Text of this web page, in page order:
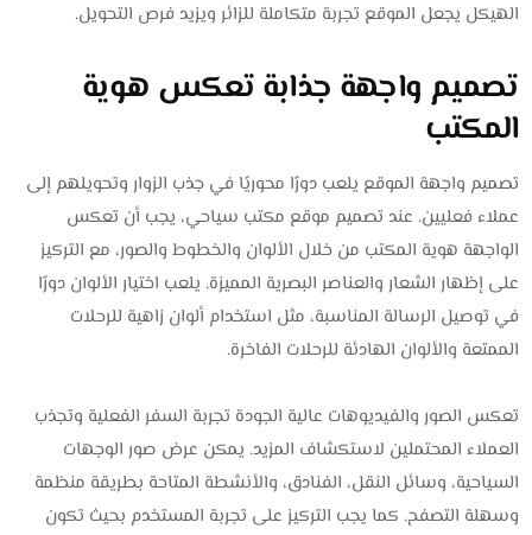
الهيكل يجعل الموقع تجربة متكاملة للزائر ويزيد فرص التحويل.
تصميم واجهة جذابة تعكس هوية
المكتب
تصميم واجهة الموقع يلعب دورًا محوريًا في جذب الزوار وتحويلهم إلى
عملاء فعليين. عند تصميم موقع مكتب سياحي، يجب أن تعكس
الواجهة هوية المكتب من خلال الألوان والخطوط والصور، مع التركيز
على إظهار الشعار والعناصر البصرية المميزة. يلعب اختيار الألوان دورًا
في توصيل الرسالة المناسبة، مثل استخدام ألوان زاهية للرحلات
الممتعة والألوان الهادئة للرحلات الفاخرة.
تعكس الصور والفيديوهات عالية الجودة تجربة السفر الفعلية وتجذب
العملاء المحتملين لاستكشاف المزيد. يمكن عرض صور الوجهات
السياحية، وسائل النقل، الفنادق، والأنشطة المتاحة بطريقة منظمة
وسهلة التصفح. كما يجب التركيز على تجربة المستخدم بحيث تكون